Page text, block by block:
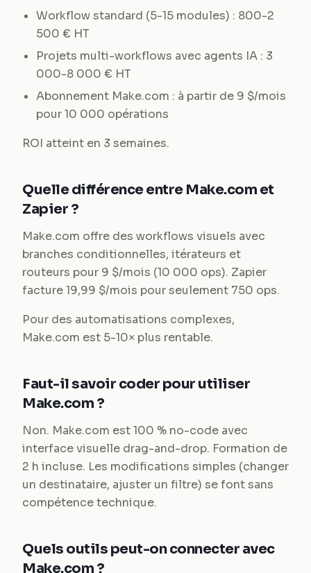
Workflow standard (5-15 modules) : 800-2
500 € HT
Projets multi-workflows avec agents IA : 3
000-8 000 € HT
Abonnement Make.com : à partir de 9 $/mois
pour 10 000 opérations
ROI atteint en 3 semaines.
Quelle différence entre Make.com et
Zapier ?
Make.com offre des workflows visuels avec
branches conditionnelles, itérateurs et
routeurs pour 9 $/mois (10 000 ops). Zapier
facture 19,99 $/mois pour seulement 750 ops.
Pour des automatisations complexes,
Make.com est 5-10× plus rentable.
Faut-il savoir coder pour utiliser
Make.com ?
Non. Make.com est 100 % no-code avec
interface visuelle drag-and-drop. Formation de
2 h incluse. Les modifications simples (changer
un destinataire, ajuster un filtre) se font sans
compétence technique.
Quels outils peut-on connecter avec
Make.com ?